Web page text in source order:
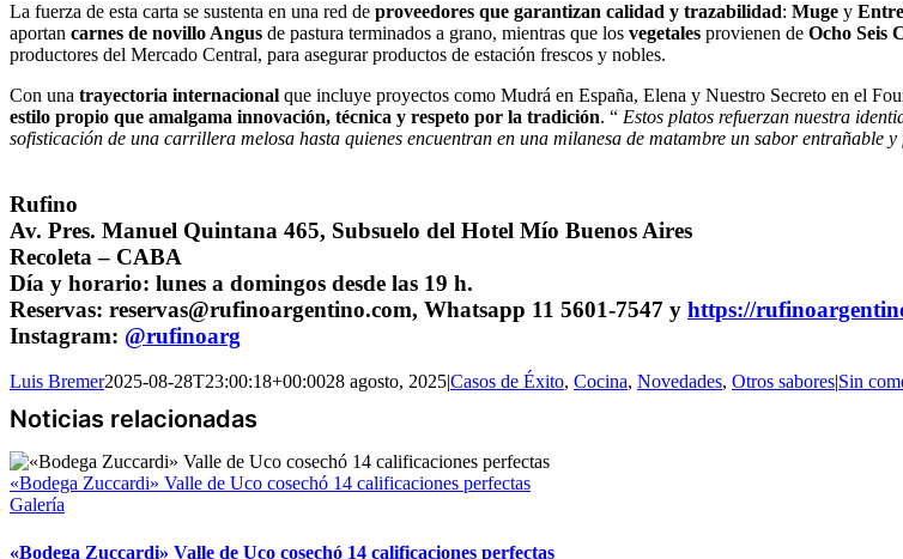
La fuerza de esta carta se sustenta en una red de proveedores que garantizan calidad y trazabilidad: Muge y
aportan carnes de novillo Angus de pastura terminados a grano, mientras que los vegetales provienen de Ocho Seis
productores del Mercado Central, para asegurar productos de estación frescos y nobles.
Con una trayectoria internacional que incluye proyectos como Mudrá en España, Elena y Nuestro Secreto en el
estilo propio que amalgama innovación, técnica y respeto por la tradición. “ Estos platos refuerzan nuestra
sofisticación de una carrillera melosa hasta quienes encuentran en una milanesa de matambre un sabor entrañable
Rufino
Av. Pres. Manuel Quintana 465, Subsuelo del Hotel Mío Buenos Aires
Recoleta – CABA
Día y horario: lunes a domingos desde las 19 h.
Reservas: reservas@rufinoargentino.com, Whatsapp 11 5601-7547 y https://
Instagram: @rufinoarg
Luis Bremer2025-08-28T23:00:18+00:0028 agosto, 2025|Casos de Éxito, Cocina, Novedades, Otros sabores|Sin
«Bodega Zuccardi» Valle de Uco cosechó 14 calificaciones perfectas
Galería
«Bodega Zuccardi» Valle de Uco cosechó 14 calificaciones perfectas